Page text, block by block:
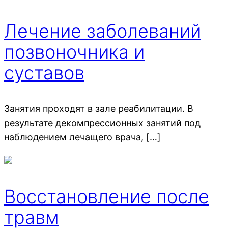
Лечение заболеваний
позвоночника и
суставов
Занятия проходят в зале реабилитации. В
результате декомпрессионных занятий под
наблюдением лечащего врача, […]
Восстановление после
травм